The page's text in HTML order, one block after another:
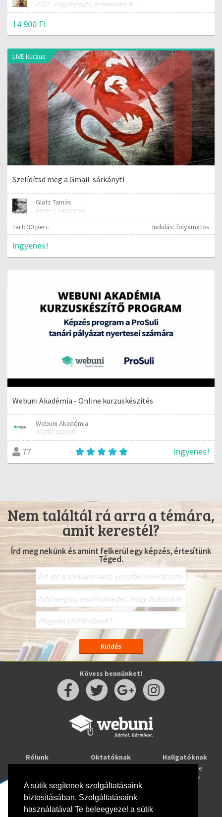
A sütik segítenek szolgáltatásaink
biztosításában. Szolgáltatásaink
használatával Te beleegyezel a sütik
iTOLC vizsgafejlesztő, értékelésért felelős szakmai vezető
14 900 Ft
LIVE kurzus
Szelídítsd meg a Gmail-sárkányt!
Glatz Tamás
tréner / tanácsadó
Tart: 30 perc
Indulás: folyamatos
Ingyenes!
Webuni Akadémia - Online kurzuskészítés
Webuni Akadémia
oktatói csoport
77 Ingyenes!
Nem találtál rá arra a témára,
amit kerestél?
Írd meg nekünk és amint felkerül egy képzés, értesítünk
Téged.
Kövess bennünket!
Rólunk
Oktatóknak
Webuni Stúdió
Hallgatóknak
Tanulj online
Képzések
Info
Adatkezelési tájékoztató